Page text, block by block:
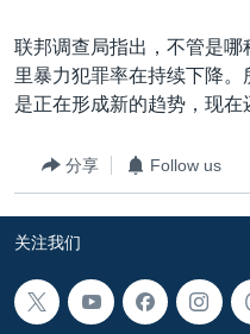
联邦调查局指出，不管是
里暴力犯罪率在持续下降
是正在形成新的趋势，现在
分享 Follow us
关注我们